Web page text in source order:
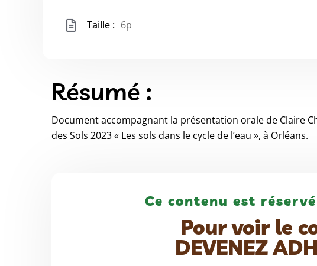
Taille : 6p
Résumé :
Document accompagnant la présentation orale de Claire
des Sols 2023 « Les sols dans le cycle de l’eau », à Orléans.
Ce contenu est
Pour voir le
DEVENEZ